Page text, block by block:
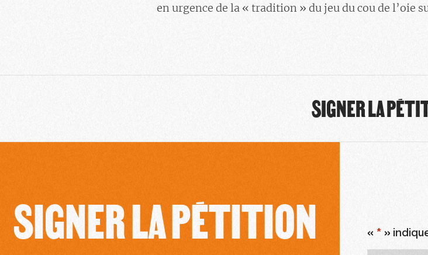
en urgence de la « tradition » du jeu du cou de l’oie
SIGNER LA
SIGNER LA PÉTITION « *»